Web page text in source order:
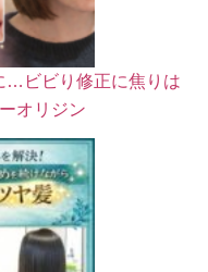
…ビビり修正に焦りは
オリジン